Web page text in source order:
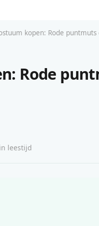
kopen: Rode
Rode
leestijd